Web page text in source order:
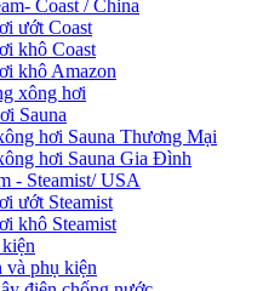
Coast / China
ướt Coast
khô Coast
khô Amazon
xông hơi
Sauna
hơi Sauna Thương Mại
hơi Sauna Gia Đình
- Steamist/ USA
ướt Steamist
khô Steamist
và phụ kiện